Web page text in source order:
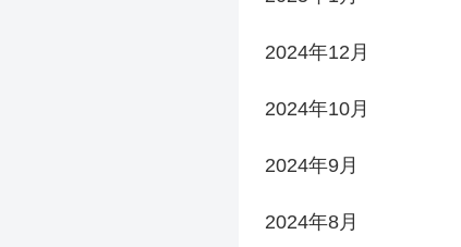
2024年12月
2024年10月
2024年9月
2024年8月